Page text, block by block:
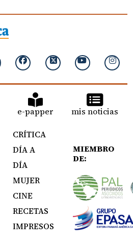
e-papper mis noticias
CRÍTICA
DÍA A
DÍA
MUJER
CINE
RECETAS
IMPRESOS
MIEMBRO
DE: